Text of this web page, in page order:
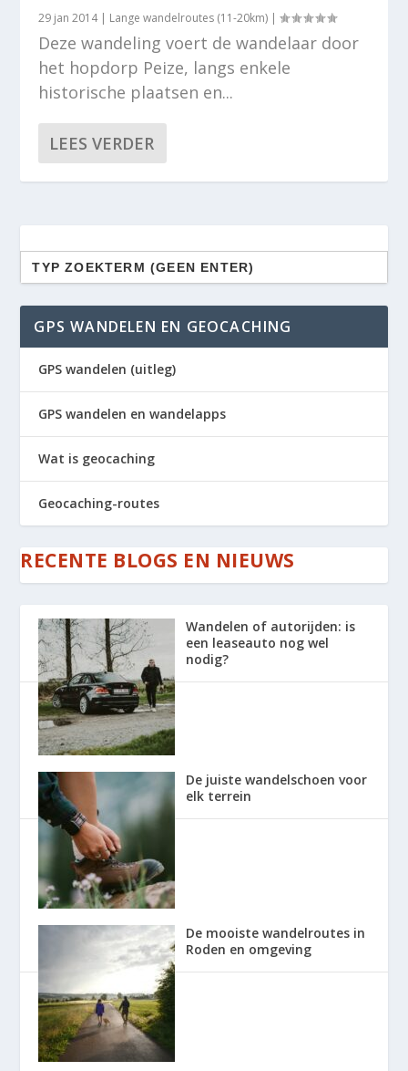
29 jan 2014| Lange wandelroutes (11-20km) |
Deze wandeling voert de wandelaar door
het hopdorp Peize, langs enkele
historische plaatsen en...
LEES VERDER
Zoek
naar:
GPS WANDELEN EN GEOCACHING
GPS wandelen (uitleg)
GPS wandelen en wandelapps
Wat is geocaching
Geocaching-routes
RECENTE BLOGS EN NIEUWS
Wandelen of autorijden: is
een leaseauto nog wel
nodig?
De juiste wandelschoen voor
elk terrein
De mooiste wandelroutes in
Roden en omgeving